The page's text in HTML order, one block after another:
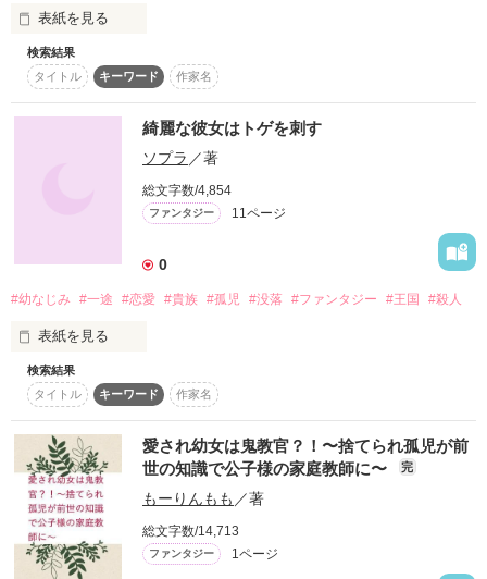
作品を読む
作品を読む
少女は受け入れる事が出来るのか……?
家族の絆と仮母、仮娘の友情を描く。
「同い年のお母さん?ふざけてんの。あり得ないから。」
―愛を認めたくない詔
―居場所を求める愛
これは次に進むための結婚なんだ。分かってくれとはいわない
－愛する者達を守ってやりたい父
複雑な関係の中で皆はもがく。
何かを掴み取る為に。
執筆開始/2010.7.24
はじめましての方もこんにちわの方もこの作品を楽しんでくれ
たら嬉しいです!
最後までお付き合いくださいませ(・ω・)
この作品はファクションです。
表紙を見る
激しく
何ものにもかえがたく
あなたを愛している
……神さま。
どうか
この
検索結果
タイトル
キーワード 作家名
綺麗な彼女はトゲを刺す
ソプラ ／著
総文字数/4,854
ファンタジー 11ページ
0
#幼なじみ #一途 #恋愛 #貴族 #孤児 #没落 #ファンタジー #王国 #殺人
表紙を見る
17歳のある日
何年間も溜め込んだ恋心を
彼女に打ち明けた。
そしてその日
彼女は行方不明になった。
検索結果
タイトル
キーワード 作家名
愛され幼女は鬼教官？！〜捨てられ孤児が前
世の知識で公子様の家庭教師に〜
完
もーりんもも ／著
総文字数/14,713
ファンタジー 1ページ